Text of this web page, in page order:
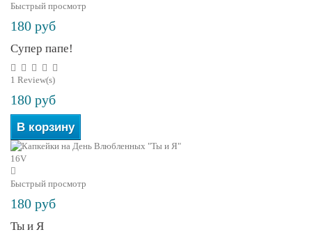
Быстрый просмотр
180 руб
Супер папе!
1 Review(s)
180 руб
В корзину
Быстрый просмотр
180 руб
Ты и Я